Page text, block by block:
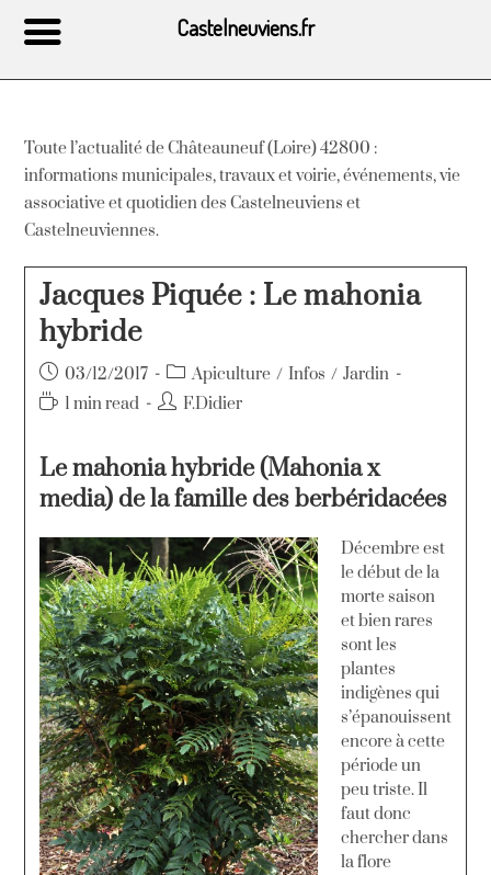
Toute l’actualité de Châteauneuf (Loire) 42800 :
informations municipales, travaux et voirie, événements, vie
associative et quotidien des Castelneuviens et
Castelneuviennes.
Jacques Piquée : Le mahonia
hybride
03/12/2017 Apiculture / Infos / Jardin
1 min read
F.Didier
Le mahonia hybride (Mahonia x
media) de la famille des berbéridacées
Décembre est
le début de la
morte saison
et bien rares
sont les
plantes
indigènes qui
s’épanouissent
encore à cette
période un
peu triste. Il
faut donc
chercher dans
la flore
Castelneuviens.fr